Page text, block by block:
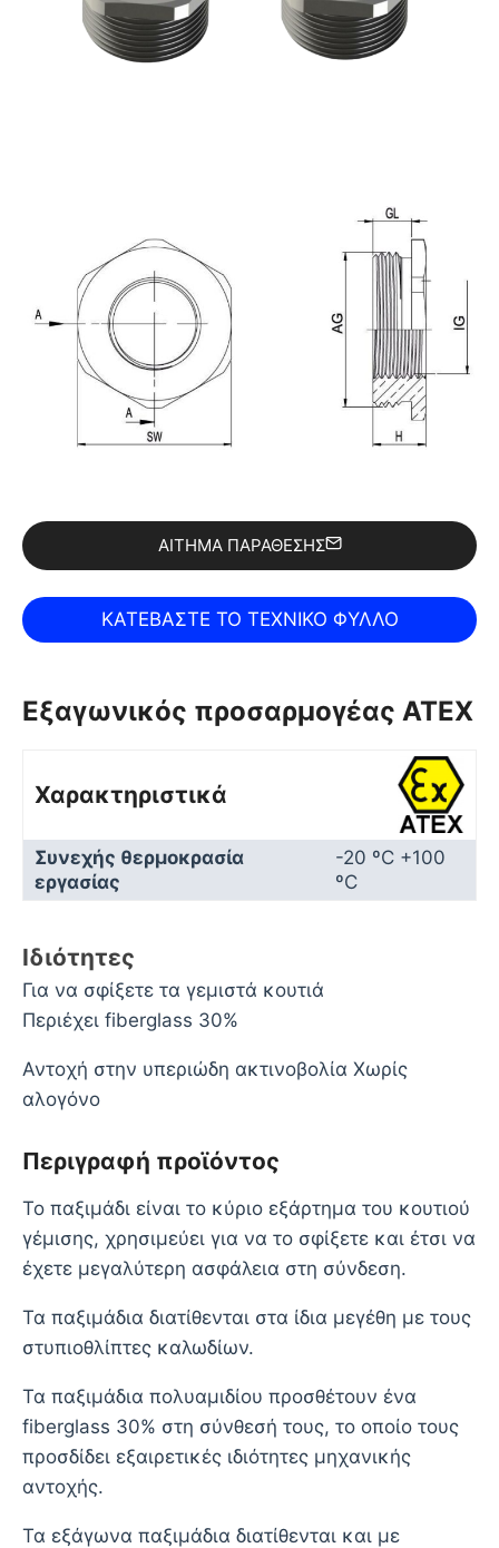
ΑΊΤΗΜΑ ΠΑΡΆΘΕΣΗΣ
Εξαγωνικός προσαρμογέας ATEX
Χαρακτηριστικά
Συνεχής θερμοκρασία
εργασίας
-20 ºC +100
ºC
Ιδιότητες
Για να σφίξετε τα γεμιστά κουτιά
Περιέχει fiberglass 30%
Αντοχή στην υπεριώδη ακτινοβολία Χωρίς
αλογόνο
Περιγραφή προϊόντος
Το παξιμάδι είναι το κύριο εξάρτημα του κουτιού
γέμισης, χρησιμεύει για να το σφίξετε και έτσι να
έχετε μεγαλύτερη ασφάλεια στη σύνδεση.
Τα παξιμάδια διατίθενται στα ίδια μεγέθη με τους
στυπιοθλίπτες καλωδίων.
Τα παξιμάδια πολυαμιδίου προσθέτουν ένα
fiberglass 30% στη σύνθεσή τους, το οποίο τους
προσδίδει εξαιρετικές ιδιότητες μηχανικής
αντοχής.
Τα εξάγωνα παξιμάδια διατίθενται και με